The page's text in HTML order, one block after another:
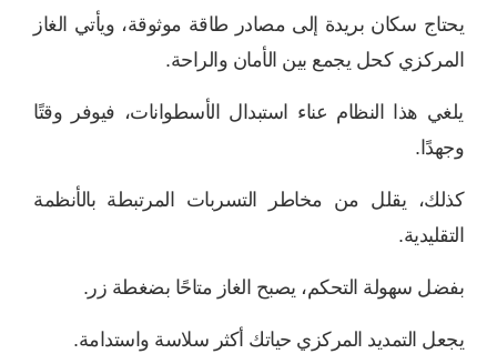
يحتاج سكان بريدة إلى مصادر طاقة موثوقة، ويأتي الغاز
المركزي كحل يجمع بين الأمان والراحة.
يلغي هذا النظام عناء استبدال الأسطوانات، فيوفر وقتًا
وجهدًا.
كذلك، يقلل من مخاطر التسربات المرتبطة بالأنظمة
التقليدية.
بفضل سهولة التحكم، يصبح الغاز متاحًا بضغطة زر.
يجعل التمديد المركزي حياتك أكثر سلاسة واستدامة.